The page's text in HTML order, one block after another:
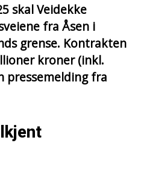
skal Veidekke
fra Åsen i
grense. Kontrakten
kroner (inkl.
pressemelding fra